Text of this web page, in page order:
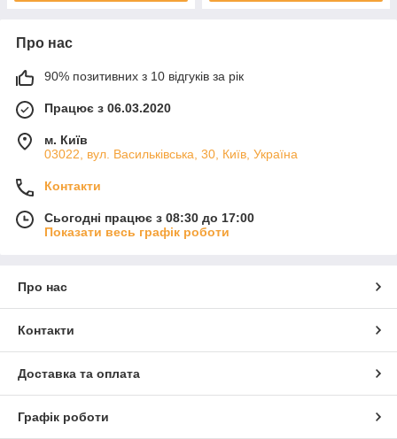
Про нас
90% позитивних з 10 відгуків за рік
Працює з 06.03.2020
м. Київ
03022, вул. Васильківська, 30, Київ, Україна
Контакти
Сьогодні працює з 08:30 до 17:00
Показати весь графік роботи
Про нас
Контакти
Доставка та оплата
Графік роботи